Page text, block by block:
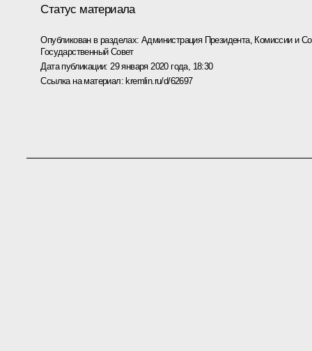
Статус материала
Опубликован в разделах: Администрация Президента, Комиссии и
Государственный Совет
Дата публикации: 29 января 2020 года, 18:30
Ссылка на материал:kremlin.ru/d/62697